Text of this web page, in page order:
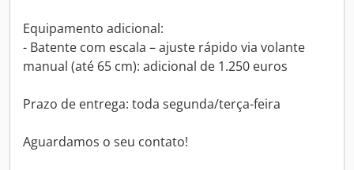
Equipamento adicional:
- Batente com escala – ajuste rápido via volante
manual (até 65 cm): adicional de 1.250 euros
Prazo de entrega: toda segunda/terça-feira
Aguardamos o seu contato!